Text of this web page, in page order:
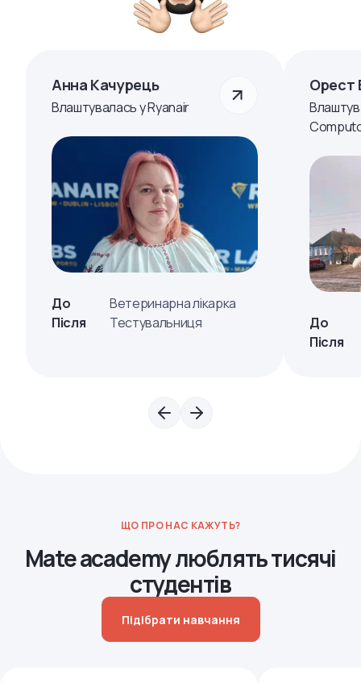
Анна Качурець
Влаштувалась у Ryanair
До
Ветеринарна лікарка
Після
Тестувальниця
Орест
До
Після
ЩО ПРО НАС КАЖУТЬ?
Mate academy люблять тисячі
студентів
Підібрати навчання